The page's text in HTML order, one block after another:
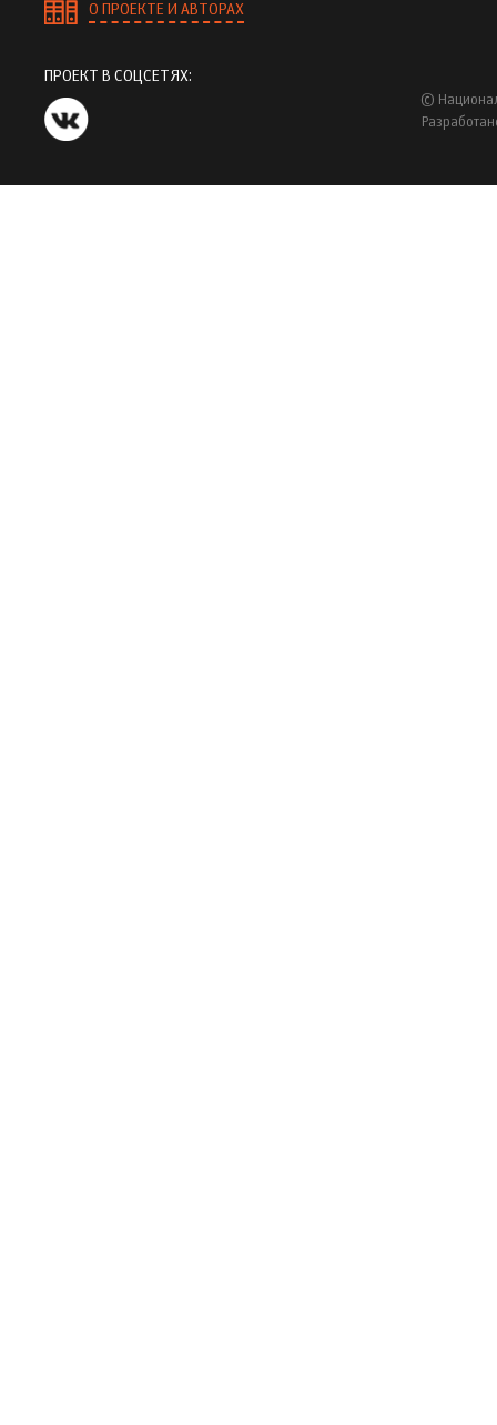
О ПРОЕКТЕ И АВТОРАХ
ПРОЕКТ В СОЦСЕТЯХ:
©